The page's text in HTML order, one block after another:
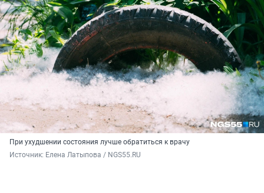
При ухудшении состояния лучше обратиться к врачу
Источник: Елена Латыпова / NGS55.RU